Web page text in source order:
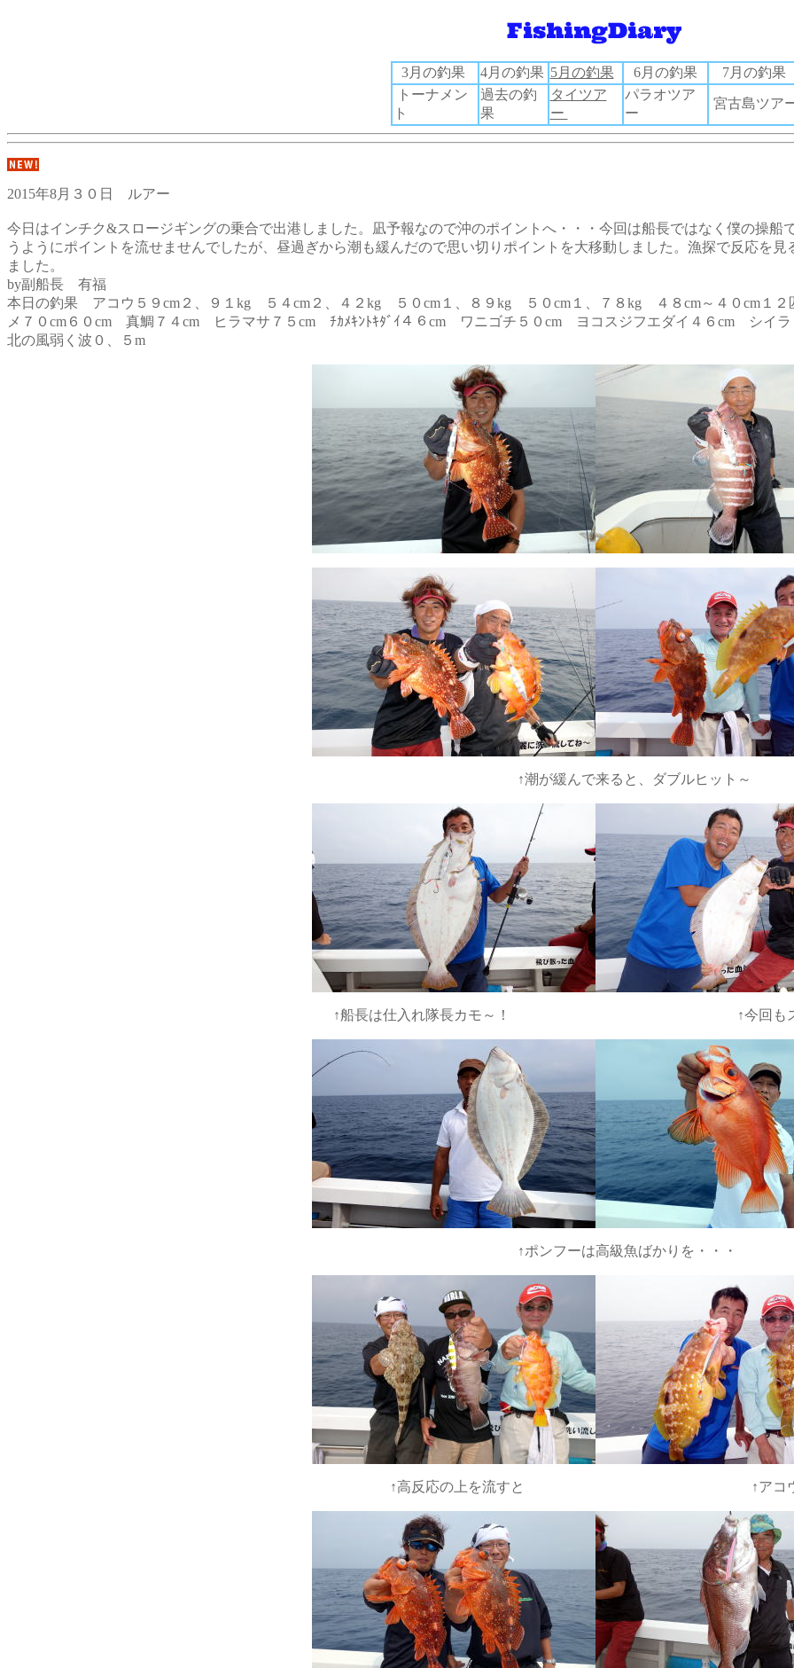
3月の釣果 4月の釣果 5月の釣果 6月の釣果
7月の釣果
トーナメン
ト
過去の釣
果
タイツア
ー
パラオツア
ー
宮古島ツア
2015年8月３０日 ルアー
今日はインチク&スロージギングの乗合で出港しました。凪予報なので沖のポイントへ・・・今回は船長ではなく僕の操
うようにポイントを流せませんでしたが、昼過ぎから潮も緩んだので思い切りポイントを大移動しました。漁探で反応を
ました。
by副船長 有福
本日の釣果 アコウ５９cm２、９１kg ５４cm２、４２kg ５０cm１、８９kg ５０cm１、７８kg ４８cm～４０cm１
メ７０cm６０cm 真鯛７４cm ヒラマサ７５cm ﾁｶﾒｷﾝﾄｷﾀﾞｲ４６cm ワニゴチ５０cm ヨコスジフエダイ４６cm シイラ
北の風弱く波０、５m
↑潮が緩んで来ると、ダブルヒット～
↑船長は仕入れ隊長カモ～！ ↑今回もスリス
↑ポンフーは高級魚ばかりを・・・
↑高反応の上を流すと ↑アコウのダブルヒ